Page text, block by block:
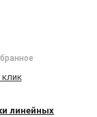
клик
линейных